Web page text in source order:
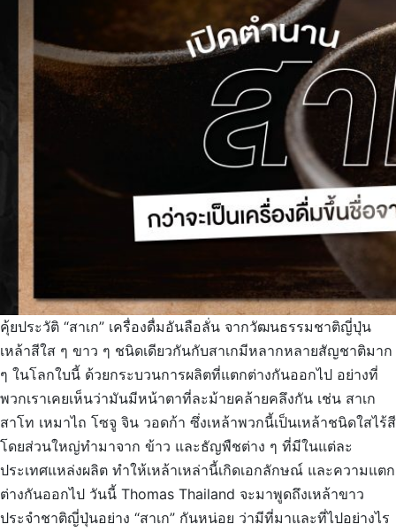
คุ้ยประวัติ “สาเก” เครื่องดื่มอันลือลั่น จากวัฒนธรรมชาติญี่ปุ่น
เหล้าสีใส ๆ ขาว ๆ ชนิดเดียวกันกับสาเกมีหลากหลายสัญชาติมาก
ๆ ในโลกใบนี้ ด้วยกระบวนการผลิตที่แตกต่างกันออกไป อย่างที่
พวกเราเคยเห็นว่ามันมีหน้าตาที่ละม้ายคล้ายคลึงกัน เช่น สาเก
สาโท เหมาไถ โซจู จิน วอดก้า ซึ่งเหล้าพวกนี้เป็นเหล้าชนิดใสไร้สี
โดยส่วนใหญ่ทำมาจาก ข้าว และธัญพืชต่าง ๆ ที่มีในแต่ละ
ประเทศแหล่งผลิต ทำให้เหล้าเหล่านี้เกิดเอกลักษณ์ และความแตก
ต่างกันออกไป วันนี้ Thomas Thailand จะมาพูดถึงเหล้าขาว
ประจำชาติญี่ปุ่นอย่าง “สาเก” กันหน่อย ว่ามีที่มาและที่ไปอย่างไร